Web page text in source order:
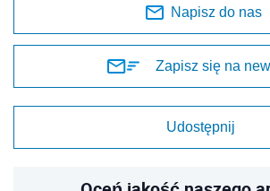
Napisz do nas
Zapisz się na
Udostępnij